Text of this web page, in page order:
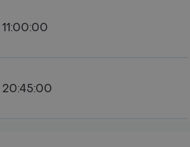
11:00:00
20:45:00